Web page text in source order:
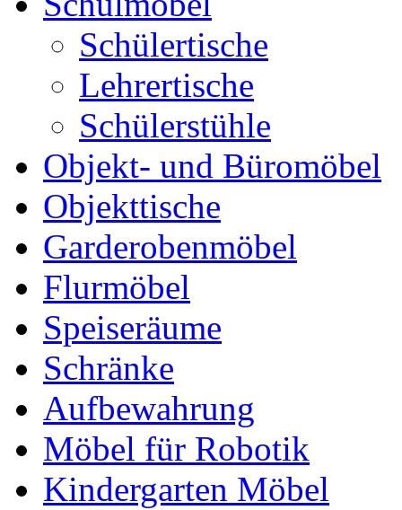
Schülertische
Lehrertische
Schülerstühle
Objekt- und Büromöbel
Objekttische
Garderobenmöbel
Flurmöbel
Speiseräume
Schränke
Aufbewahrung
Möbel für Robotik
Kindergarten Möbel